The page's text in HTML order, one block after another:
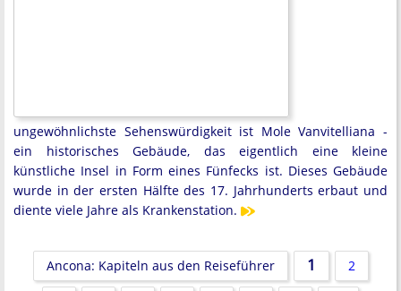
ungewöhnlichste Sehenswürdigkeit ist Mole Vanvitelliana -
ein historisches Gebäude, das eigentlich eine kleine
künstliche Insel in Form eines Fünfecks ist. Dieses Gebäude
wurde in der ersten Hälfte des 17. Jahrhunderts erbaut und
diente viele Jahre als Krankenstation.
Ancona: Kapiteln aus den Reiseführer 1 2